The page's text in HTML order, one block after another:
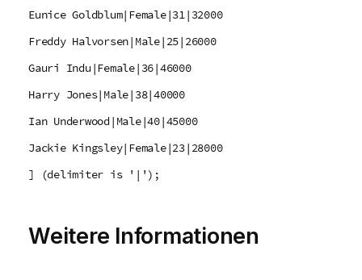
Eunice Goldblum|Female|31|32000
Freddy Halvorsen|Male|25|26000
Gauri Indu|Female|36|46000
Harry Jones|Male|38|40000
Ian Underwood|Male|40|45000
Jackie Kingsley|Female|23|28000
] (delimiter is '|');
Weitere Informationen